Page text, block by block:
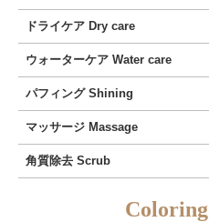
ドライケア Dry care
ウォーターケア Water care
パフィング Shining
マッサージ Massage
角質除去 Scrub
Coloring